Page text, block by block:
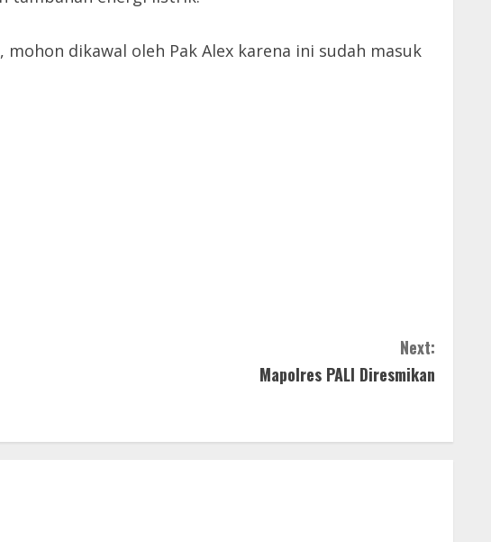
dikawal oleh Pak Alex karena ini sudah masuk
Next:
Mapolres PALI Diresmikan